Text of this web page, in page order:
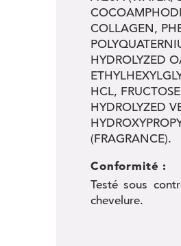
COLLAGEN,
HYDROLYZED
HCL,
HYDROLYZED
(FRAGRANCE).
Conformité :
Testé sous
chevelure.